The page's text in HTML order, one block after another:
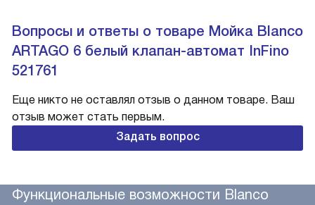
Вопросы и ответы о товаре Мойка Blanco
ARTAGO 6 белый клапан-автомат InFino
521761
Еще никто не оставлял отзыв о данном товаре. Ваш
отзыв может стать первым.
Задать вопрос
Функциональные возможности Blanco